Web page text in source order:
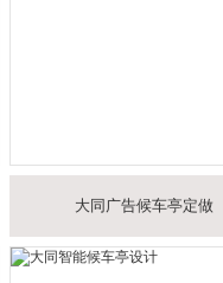
大同广告候车亭定做